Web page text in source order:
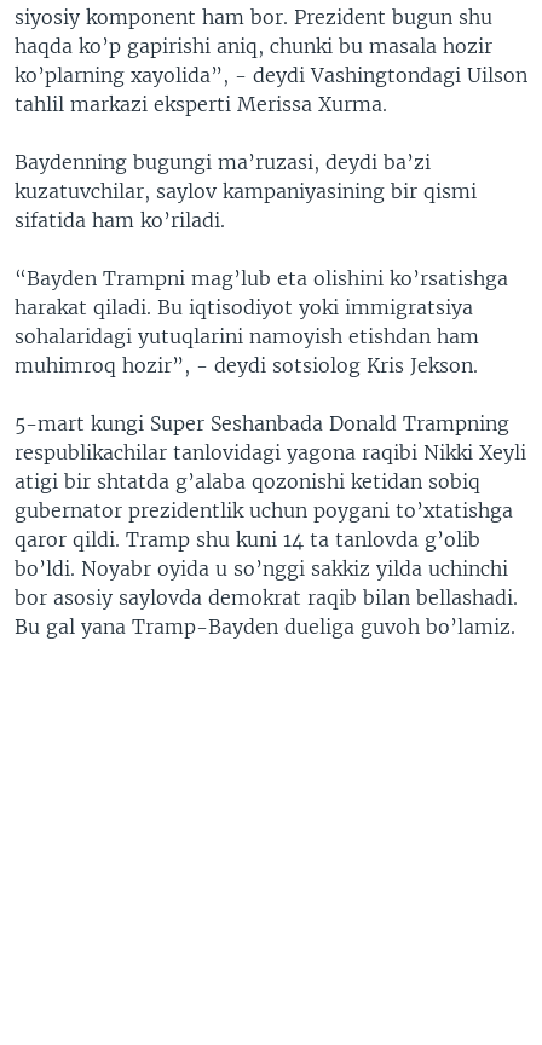
siyosiy komponent ham bor. Prezident bugun shu
haqda ko’p gapirishi aniq, chunki bu masala hozir
ko’plarning xayolida”, - deydi Vashingtondagi Uilson
tahlil markazi eksperti Merissa Xurma.
Baydenning bugungi ma’ruzasi, deydi ba’zi
kuzatuvchilar, saylov kampaniyasining bir qismi
sifatida ham ko’riladi.
“Bayden Trampni mag’lub eta olishini ko’rsatishga
harakat qiladi. Bu iqtisodiyot yoki immigratsiya
sohalaridagi yutuqlarini namoyish etishdan ham
muhimroq hozir”, - deydi sotsiolog Kris Jekson.
5-mart kungi Super Seshanbada Donald Trampning
respublikachilar tanlovidagi yagona raqibi Nikki Xeyli
atigi bir shtatda g’alaba qozonishi ketidan sobiq
gubernator prezidentlik uchun poygani to’xtatishga
qaror qildi. Tramp shu kuni 14 ta tanlovda g’olib
bo’ldi. Noyabr oyida u so’nggi sakkiz yilda uchinchi
bor asosiy saylovda demokrat raqib bilan bellashadi.
Bu gal yana Tramp-Bayden dueliga guvoh bo’lamiz.